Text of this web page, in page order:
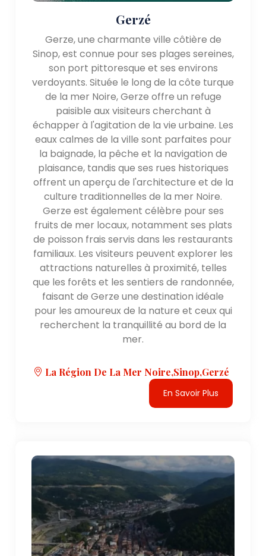
Gerzé
Gerze, une charmante ville côtière de
Sinop, est connue pour ses plages sereines,
son port pittoresque et ses environs
verdoyants. Située le long de la côte turque
de la mer Noire, Gerze offre un refuge
paisible aux visiteurs cherchant à
échapper à l'agitation de la vie urbaine. Les
eaux calmes de la ville sont parfaites pour
la baignade, la pêche et la navigation de
plaisance, tandis que ses rues historiques
offrent un aperçu de l'architecture et de la
culture traditionnelles de la mer Noire.
Gerze est également célèbre pour ses
fruits de mer locaux, notamment ses plats
de poisson frais servis dans les restaurants
familiaux. Les visiteurs peuvent explorer les
attractions naturelles à proximité, telles
que les forêts et les sentiers de randonnée,
faisant de Gerze une destination idéale
pour les amoureux de la nature et ceux qui
recherchent la tranquillité au bord de la
mer.
La Région De La Mer Noire,Sinop,Gerzé
En Savoir Plus